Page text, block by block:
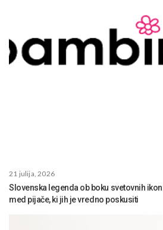
21 julija, 2026
Slovenska legenda ob boku svetovnih
med pijače, ki jih je vredno poskusiti